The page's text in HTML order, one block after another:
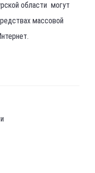
области могут
массовой